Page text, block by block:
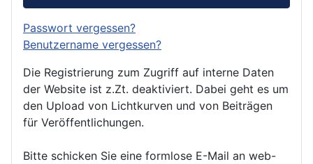
Passwort vergessen?
Benutzername vergessen?
Die Registrierung zum Zugriff auf interne Daten
der Website ist z.Zt. deaktiviert. Dabei geht es um
den Upload von Lichtkurven und von Beiträgen
für Veröffentlichungen.
Bitte schicken Sie eine formlose E-Mail an web-